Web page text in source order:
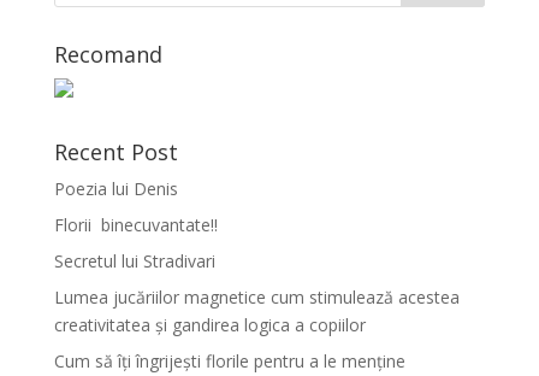
Recomand
Recent Post
Poezia lui Denis
Florii binecuvantate!!
Secretul lui Stradivari
Lumea jucăriilor magnetice cum stimulează acestea
creativitatea și gandirea logica a copiilor
Cum să îți îngrijești florile pentru a le menține